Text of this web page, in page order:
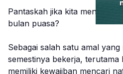
Pantaskah jika kita
bulan puasa?
Sebagai salah satu amal yang
semestinya bekerja, terutama
memiliki kewajiban mencari